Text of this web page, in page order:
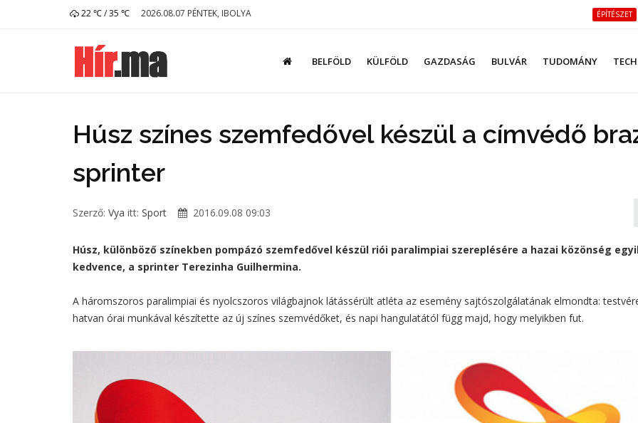
22 ℃ / 35 ℃ 2026.08.07 PÉNTEK, IBOLYA ÉPÍTÉSZET
BELFÖLD KÜLFÖLD GAZDASÁG BULVÁR TUDOMÁNY TECH
Húsz színes szemfedővel készül a címvédő
sprinter
Szerző: Vya itt: Sport 2016.09.08 09:03
Húsz, különböző színekben pompázó szemfedővel készül riói paralimpiai szereplésére a hazai közönség
kedvence, a sprinter Terezinha Guilhermina.
A háromszoros paralimpiai és nyolcszoros világbajnok látássérült atléta az esemény sajtószolgálatának elmondta:
hatvan órai munkával készítette az új színes szemvédőket, és napi hangulatától függ majd, hogy melyikben fut.